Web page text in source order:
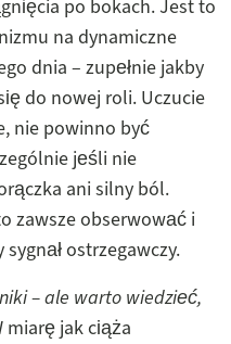
po bokach. Jest to
na dynamiczne
dnia – zupełnie jakby
do nowej roli. Uczucie
nie powinno być
jeśli nie
ani silny ból.
zawsze obserwować i
ostrzegawczy.
– ale warto wiedzieć,
miarę jak ciąża